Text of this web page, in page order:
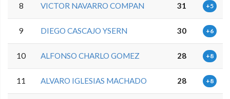
8 VICTOR NAVARRO COMPAN 31 +5
9 DIEGO CASCAJO YSERN 30 +6
10 ALFONSO CHARLO GOMEZ 28 +8
11 ALVARO IGLESIAS MACHADO 28 +8